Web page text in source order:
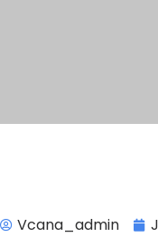
Vcana_admin